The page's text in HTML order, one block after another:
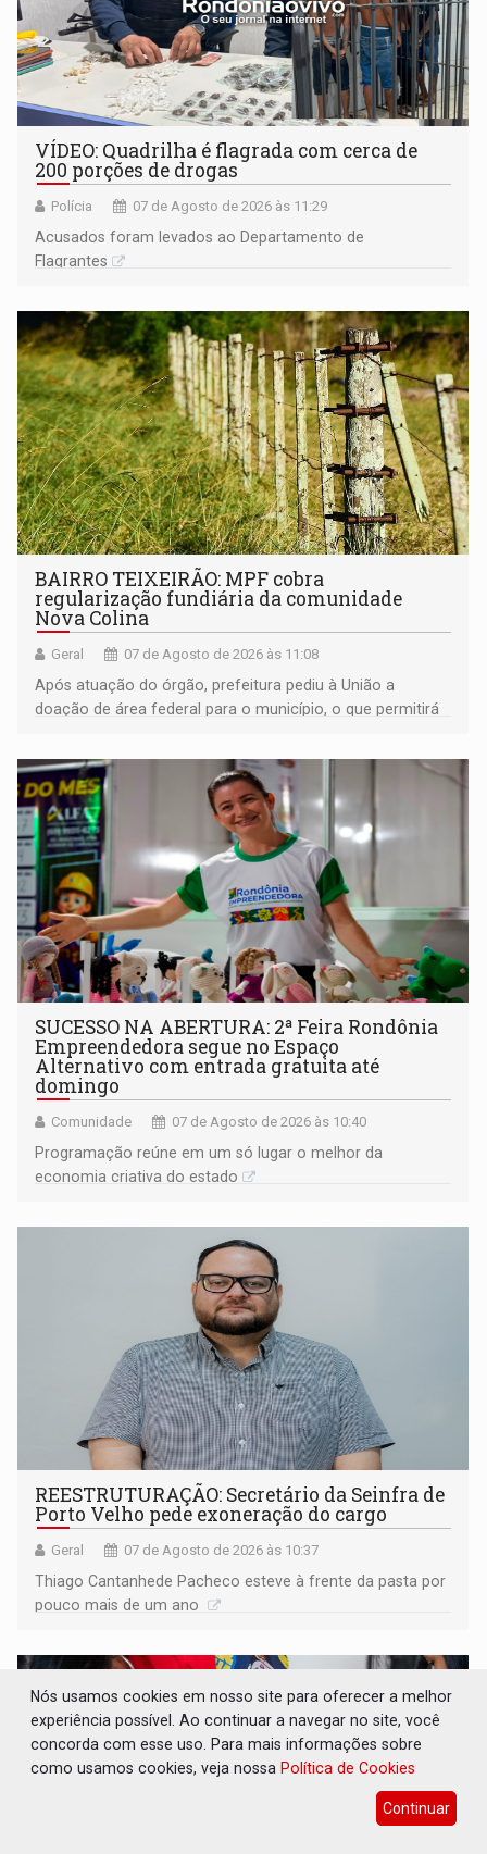
VÍDEO: Quadrilha é flagrada com cerca de
200 porções de drogas
Polícia 07 de Agosto de 2026 às 11:29
Acusados foram levados ao Departamento de
Flagrantes
BAIRRO TEIXEIRÃO: MPF cobra
regularização fundiária da comunidade
Nova Colina
Geral 07 de Agosto de 2026 às 11:08
Após atuação do órgão, prefeitura pediu à União a
doação de área federal para o município, o que permitirá
SUCESSO NA ABERTURA: 2ª Feira Rondônia
Empreendedora segue no Espaço
Alternativo com entrada gratuita até
domingo
Comunidade 07 de Agosto de 2026 às 10:40
Programação reúne em um só lugar o melhor da
economia criativa do estado
REESTRUTURAÇÃO: Secretário da Seinfra de
Porto Velho pede exoneração do cargo
Geral 07 de Agosto de 2026 às 10:37
Thiago Cantanhede Pacheco esteve à frente da pasta por
pouco mais de um ano
Nós usamos cookies em nosso site para oferecer a melhor
experiência possível. Ao continuar a navegar no site, você
concorda com esse uso. Para mais informações sobre
como usamos cookies, veja nossa Política de Cookies
Continuar